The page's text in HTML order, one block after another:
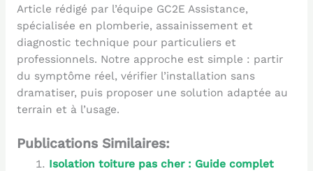
Article rédigé par l’équipe GC2E Assistance,
spécialisée en plomberie, assainissement et
diagnostic technique pour particuliers et
professionnels. Notre approche est simple : partir
du symptôme réel, vérifier l’installation sans
dramatiser, puis proposer une solution adaptée au
terrain et à l’usage.
Publications Similaires:
Isolation toiture pas cher : Guide complet